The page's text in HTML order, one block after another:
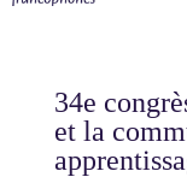
34e
et la